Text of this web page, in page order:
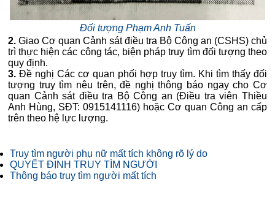
Đối tượng Phạm Anh Tuấn
2. Giao Cơ quan Cảnh sát điều tra Bộ Công an (CSHS) chủ
trì thực hiện các công tác, biện pháp truy tìm đối tượng theo
quy định.
3. Đề nghị Các cơ quan phối hợp truy tìm. Khi tìm thấy đối
tượng truy tìm nêu trên, đề nghị thông báo ngay cho Cơ
quan Cảnh sát điều tra Bộ Công an (Điều tra viên Thiều
Anh Hùng, SĐT: 0915141116) hoặc Cơ quan Công an cấp
trên theo hệ lực lượng.
Truy tìm người phụ nữ mất tích không rõ lý do
QUYẾT ĐỊNH TRUY TÌM NGƯỜI
Thông báo truy tìm người mất tích